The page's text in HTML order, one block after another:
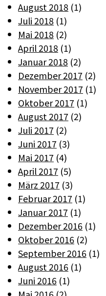
August 2018 (1)
Juli 2018 (1)
Mai 2018 (2)
April 2018 (1)
Januar 2018 (2)
Dezember 2017 (2)
November 2017 (1)
Oktober 2017 (1)
August 2017 (2)
Juli 2017 (2)
Juni 2017 (3)
Mai 2017 (4)
April 2017 (5)
März 2017 (3)
Februar 2017 (1)
Januar 2017 (1)
Dezember 2016 (1)
Oktober 2016 (2)
September 2016 (1)
August 2016 (1)
Juni 2016 (1)